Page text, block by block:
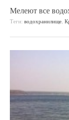
Мелеют все
Теги: водохранилище,